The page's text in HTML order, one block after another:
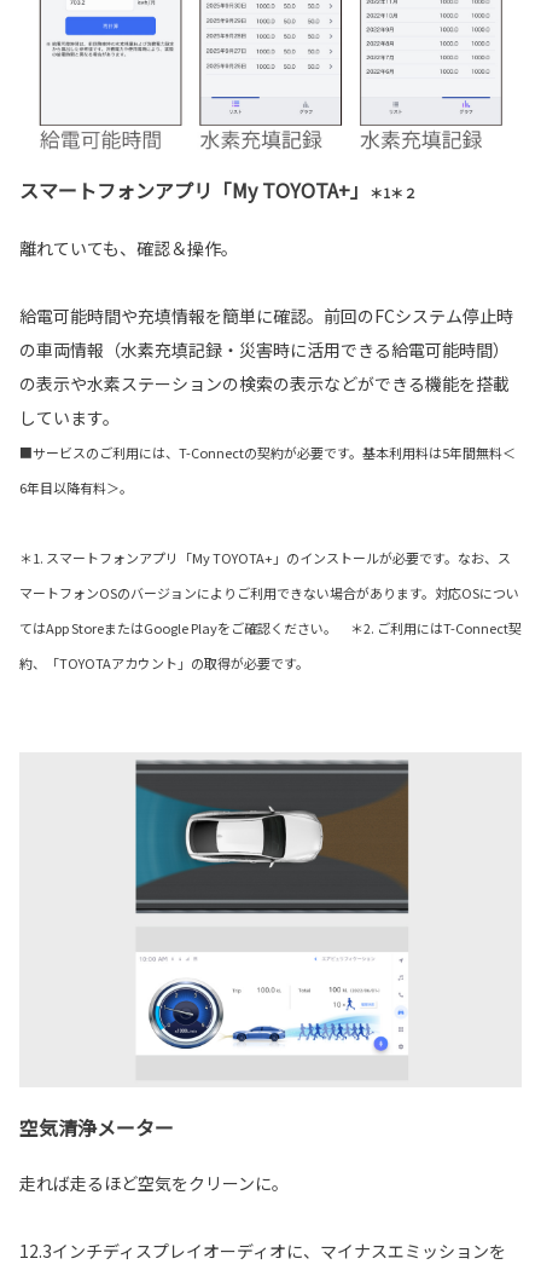
スマートフォンアプリ「My TOYOTA+」 ＊1＊２
離れていても、確認＆操作。
給電可能時間や充填情報を簡単に確認。前回のFCシステム停止時
の車両情報（水素充填記録・災害時に活用できる給電可能時間）
の表示や水素ステーションの検索の表示などができる機能を搭載
しています。
■サービスのご利用には、T-Connectの契約が必要です。基本利用料は5年間無料＜
6年目以降有料＞。
＊1. スマートフォンアプリ「My TOYOTA+」のインストールが必要です。なお、ス
マートフォンOSのバージョンによりご利用できない場合があります。対応OSについ
てはApp StoreまたはGoogle Playをご確認ください。 ＊2. ご利用にはT-Connect契
約、「TOYOTAアカウント」の取得が必要です。
空気清浄メーター
走れば走るほど空気をクリーンに。
12.3インチディスプレイオーディオに、マイナスエミッションを